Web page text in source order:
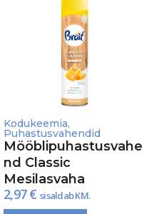
Kodukeemia,
Puhastusvahendid
Mööblipuhastusvahe
nd Classic
Mesilasvaha
2,97€ sisaldab KM.